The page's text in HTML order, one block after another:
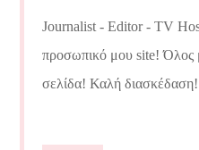
Journalist - Editor - TV
προσωπικό μου site! Όλος
σελίδα! Καλή διασκέδαση!